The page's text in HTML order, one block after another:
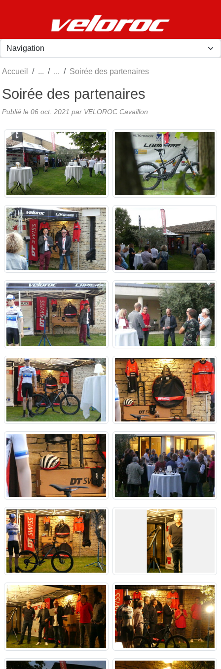
Accueil Soirée des partenaires
Soirée des partenaires
Publié le 06 oct. 2021 par VELOROC Cavaillon